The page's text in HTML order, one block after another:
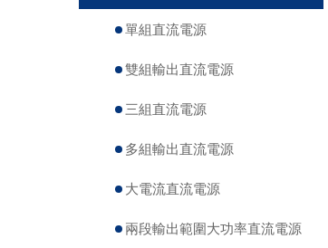
單組直流電源
雙組輸出直流電源
三組直流電源
多組輸出直流電源
大電流直流電源
兩段輸出範圍大功率直流電源